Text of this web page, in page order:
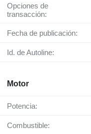
Opciones de
transacción:
Fecha de publicación:
Id. de Autoline:
Motor
Potencia:
Combustible: